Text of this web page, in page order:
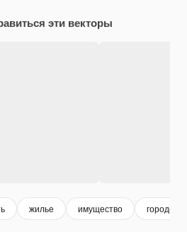
эти векторы
жилье имущество